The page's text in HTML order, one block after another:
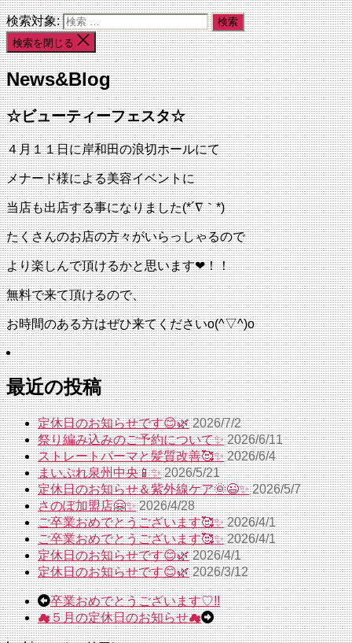
検索対象:
検索を閉じる
News&Blog
☆ビューティーフェスタ☆
４月１１日に岸和田の浪切ホールにて
メナード様による美容イベントに
当店も出店する事になりました(*´∇｀*)
たくさんのお店の方々がいらっしゃるので
より楽しんで頂けるかと思います❤︎！！
無料で来て頂けるので、
お時間のある方はぜひ来てくださいo(^▽^)o
最近の投稿
定休日のお知らせです😊🌿 2026/7/2
祭り編み込みのご予約について✨ 2026/6/11
ストレートパーマと髪質改善🥰✨ 2026/6/4
まいぷれ泉州中央📱✨ 2026/5/21
定休日のお知らせ＆紫外線ケア🌞😉✨ 2026/5/7
さのぽ加盟店🤗✨ 2026/4/28
ご卒業おめでとうございます🥰✨ 2026/4/1
ご卒業おめでとうございます🥰✨ 2026/4/1
定休日のお知らせです😊🌿 2026/4/1
定休日のお知らせです😊🌿 2026/3/12
卒業おめでとうございます♡!!
☁５月の定休日のお知らせ☁